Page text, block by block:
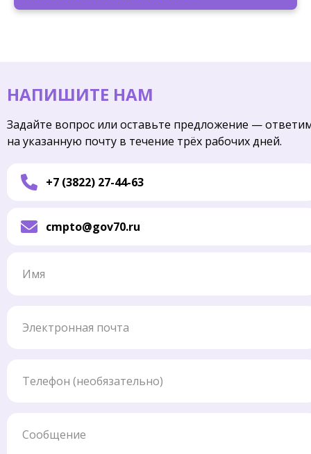
НАПИШИТЕ НАМ
Задайте вопрос или оставьте предложение —
на указанную почту в течение трёх рабочих дней.
+7 (3822) 27-44-63
cmpto@gov70.ru